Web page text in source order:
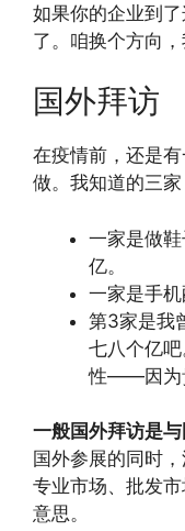
如果你的企业到
了。咱换个方向
国外拜访
在疫情前，还是
做。我知道的三家
一家是做
亿。
一家是手
第3家是我
七八个亿
性——因为
一般国外拜访是与
国外参展的同时
专业市场、批发
意思。